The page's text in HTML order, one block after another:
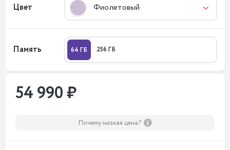
Цвет Фиолетовый
Память 64 ГБ 256 ГБ
54 990 ₽
Почему низкая цена?